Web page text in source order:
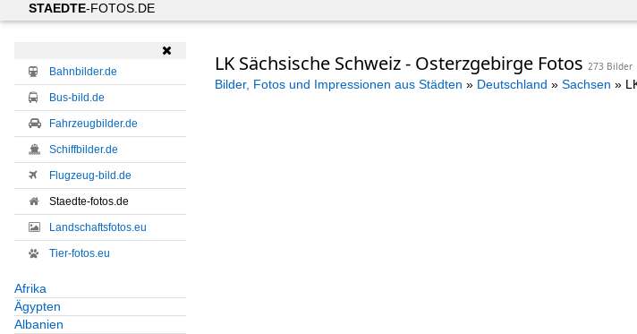
STAEDTE-FOTOS.DE

Bahnbilder.de
Bus-bild.de
Fahrzeugbilder.de
Schiffbilder.de
Flugzeug-bild.de
Staedte-fotos.de
Landschaftsfotos.eu
Tier-fotos.eu
Afrika
Ägypten
Albanien
LK Sächsische Schweiz - Osterzgebirge Fotos 273 Bilder
Bilder, Fotos und Impressionen aus Städten » Deutschland » Sachsen »